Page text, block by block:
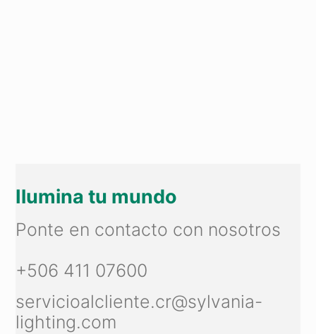
Ilumina tu mundo
Ponte en contacto con nosotros
+506 411 07600
servicioalcliente.cr@sylvania-
lighting.com